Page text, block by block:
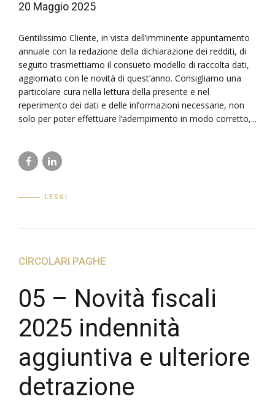
20 Maggio 2025
Gentilissimo Cliente, in vista dell’imminente appuntamento
annuale con la redazione della dichiarazione dei redditi, di
seguito trasmettiamo il consueto modello di raccolta dati,
aggiornato con le novità di quest’anno. Consigliamo una
particolare cura nella lettura della presente e nel
reperimento dei dati e delle informazioni necessarie, non
solo per poter effettuare l’adempimento in modo corretto,...
LEGGI
CIRCOLARI PAGHE
05 – Novità fiscali
2025 indennità
aggiuntiva e ulteriore
detrazione